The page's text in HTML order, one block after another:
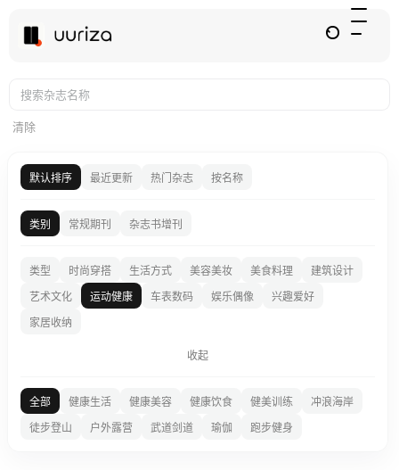
清除
默认排序 最近更新 热门杂志 按名称
类别 常规期刊 杂志书增刊
类型 时尚穿搭 生活方式 美容美妆 美食料理
建筑设计
艺术文化
运动健康 车表数码 娱乐偶像
兴趣爱好
家居收纳
收起
全部 健康生活 健康美容 健康饮食 健美训练
冲浪海岸
徒步登山
户外露营 武道剑道 瑜伽 跑步健身